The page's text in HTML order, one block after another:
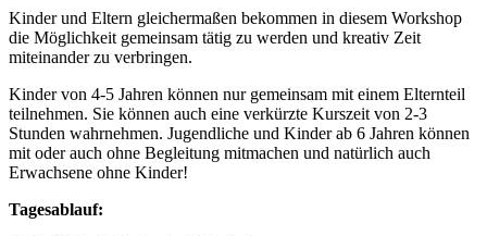
Kinder und Eltern gleichermaßen bekommen in diesem Workshop
die Möglichkeit gemeinsam tätig zu werden und kreativ Zeit
miteinander zu verbringen.
Kinder von 4-5 Jahren können nur gemeinsam mit einem Elternteil
teilnehmen. Sie können auch eine verkürzte Kurszeit von 2-3
Stunden wahrnehmen. Jugendliche und Kinder ab 6 Jahren können
mit oder auch ohne Begleitung mitmachen und natürlich auch
Erwachsene ohne Kinder!
Tagesablauf: